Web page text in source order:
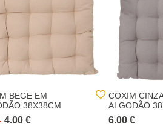
BEGE EM
38X38CM
4.00 €
COXIM
ALGODÃO
6.00 €